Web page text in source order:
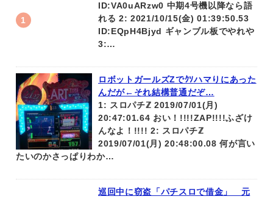
ID:VA0uARzw0 中期4号機以降なら語
れる 2: 2021/10/15(金) 01:39:50.53
ID:EQpH4Bjyd ギャンブル板でやれや
3:…
ロボットガールズZでｸｿハマりにあった
んだが←それ結構普通だぞ…
1: スロパチℤ 2019/07/01(月)
20:47:01.64 おい！!!!!ZAP!!!!ふざけ
んなよ！!!!! 2: スロパチℤ
2019/07/01(月) 20:48:00.08 何が言い
たいのかさっぱりわか…
巡回中に窃盗「パチスロで借金」 元